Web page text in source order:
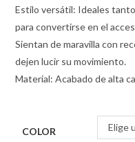
Estilo versátil: Ideales
para convertirse en el
Sientan de maravilla con
dejen lucir su movimiento.
Material: Acabado de alta
COLOR Elige